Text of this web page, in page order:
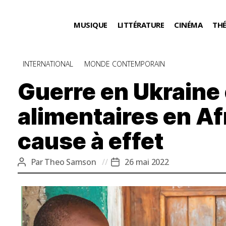
MUSIQUE LITTÉRATURE CINÉMA
Catégories
INTERNATIONAL MONDE CONTEMPORAIN
Guerre en
alimentaires en
cause à effet
Auteur
de
l’article
ParTheo Samson
Date
de
l’article
26 mai 2022